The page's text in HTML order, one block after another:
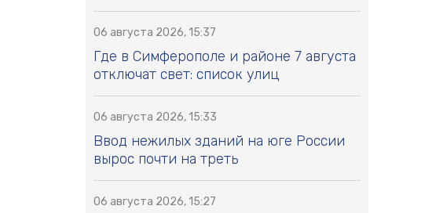
06 августа 2026, 15:37
Где в Симферополе и районе 7 августа
отключат свет: список улиц
06 августа 2026, 15:33
Ввод нежилых зданий на юге России
вырос почти на треть
06 августа 2026, 15:27